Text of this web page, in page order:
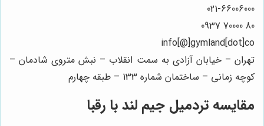
021-66006000
80 70000 0937
info[@]gymland[dot]co
تهران – خیابان آزادی به سمت انقلاب – نبش متروی شادمان –
کوچه زمانی – ساختمان شماره 133 – طبقه چهارم
مقایسه تردمیل جیم لند با رقبا